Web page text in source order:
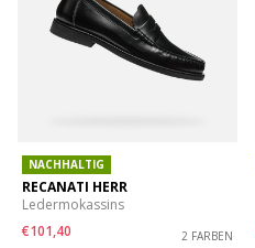
NACHHALTIG
RECANATI HERR
Ledermokassins
€101,40
2 FARBEN